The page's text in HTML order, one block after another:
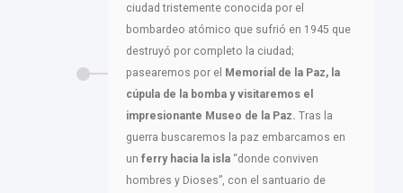
ciudad tristemente conocida por el
bombardeo atómico que sufrió en 1945 que
destruyó por completo la ciudad;
pasearemos por el Memorial de la Paz, la
cúpula de la bomba y visitaremos el
impresionante Museo de la Paz. Tras la
guerra buscaremos la paz embarcamos en
un ferry hacia la isla “donde conviven
hombres y Dioses”, con el santuario de